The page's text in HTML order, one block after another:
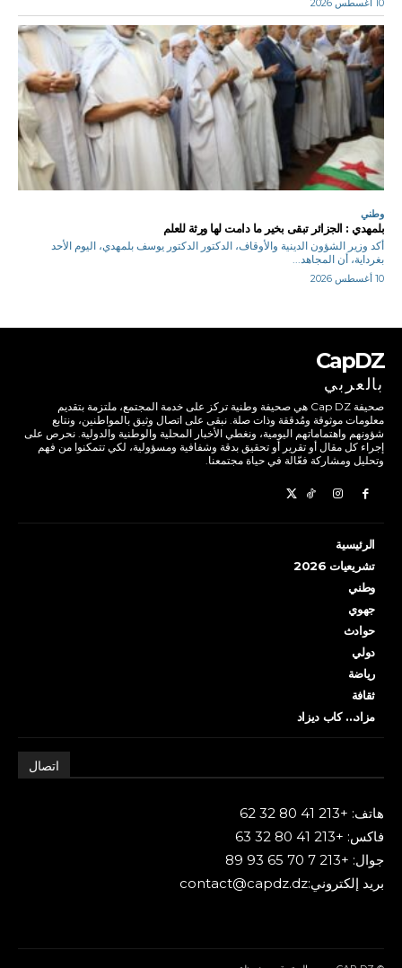
10 أغسطس 2026
وطني
بلمهدي : الجزائر تبقى بخير ما دامت لها ورثة للعلم
أكد وزير الشؤون الدينية والأوقاف، الدكتور الدكتور يوسف بلمهدي، اليوم الأحد
بغرداية، أن المجاهد...
10 أغسطس 2026
CapDZ
بالعربي
صحيفة Cap DZ هي صحيفة وطنية تركز على خدمة المجتمع، ملتزمة بتقديم
معلومات موثوقة ومُدققة وذات صلة. نبقى على اتصال وثيق بالمواطنين، ونتابع
شؤونهم واهتماماتهم اليومية، ونغطي الأخبار المحلية والوطنية والدولية. نحرص على
إجراء كل مقال أو تقرير أو تحقيق بدقة وشفافية ومسؤولية، لكي تتمكنوا من فهم
وتحليل ومشاركة فعّالة في حياة مجتمعنا.
الرئيسية
تشريعيات 2026
وطني
جهوي
حوادث
دولي
رياضة
ثقافة
مزاد… كاب ديزاد
اتصال
هاتف: +213 41 80 32 62
فاكس: +213 41 80 32 63
جوال: +213 7 70 65 93 89
بريد إلكتروني:contact@capdz.dz